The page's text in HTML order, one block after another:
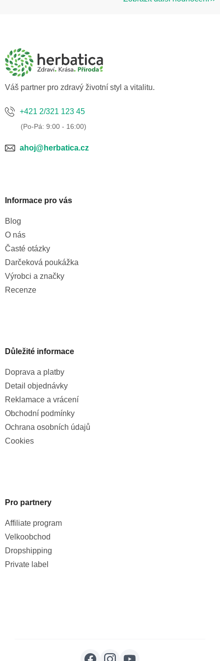
a
Váš partner pro zdravý životní styl a vitalitu.
+421 2/321 123 45
ahoj@herbatica.cz
Informace pro vás
Blog
O nás
Časté otázky
Darčeková poukážka
Výrobci a značky
Recenze
Důležité informace
Doprava a platby
Detail objednávky
Reklamace a vrácení
Obchodní podmínky
Ochrana osobních údajů
Cookies
Pro partnery
Affiliate program
Velkoobchod
Dropshipping
Private label